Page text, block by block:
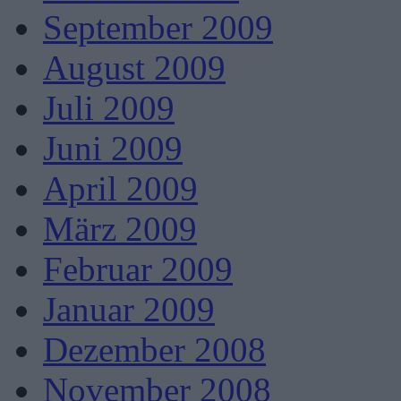
September 2009
August 2009
Juli 2009
Juni 2009
April 2009
März 2009
Februar 2009
Januar 2009
Dezember 2008
November 2008